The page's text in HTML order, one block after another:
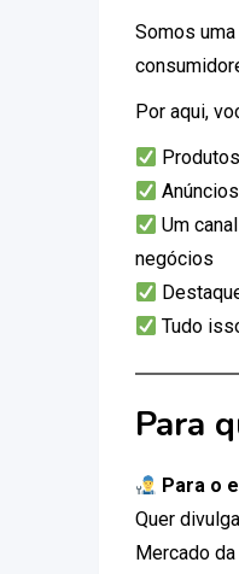
Somos uma
Por aqui,
Um
negócios
Tudo
Para
Para o
Quer
Mercado